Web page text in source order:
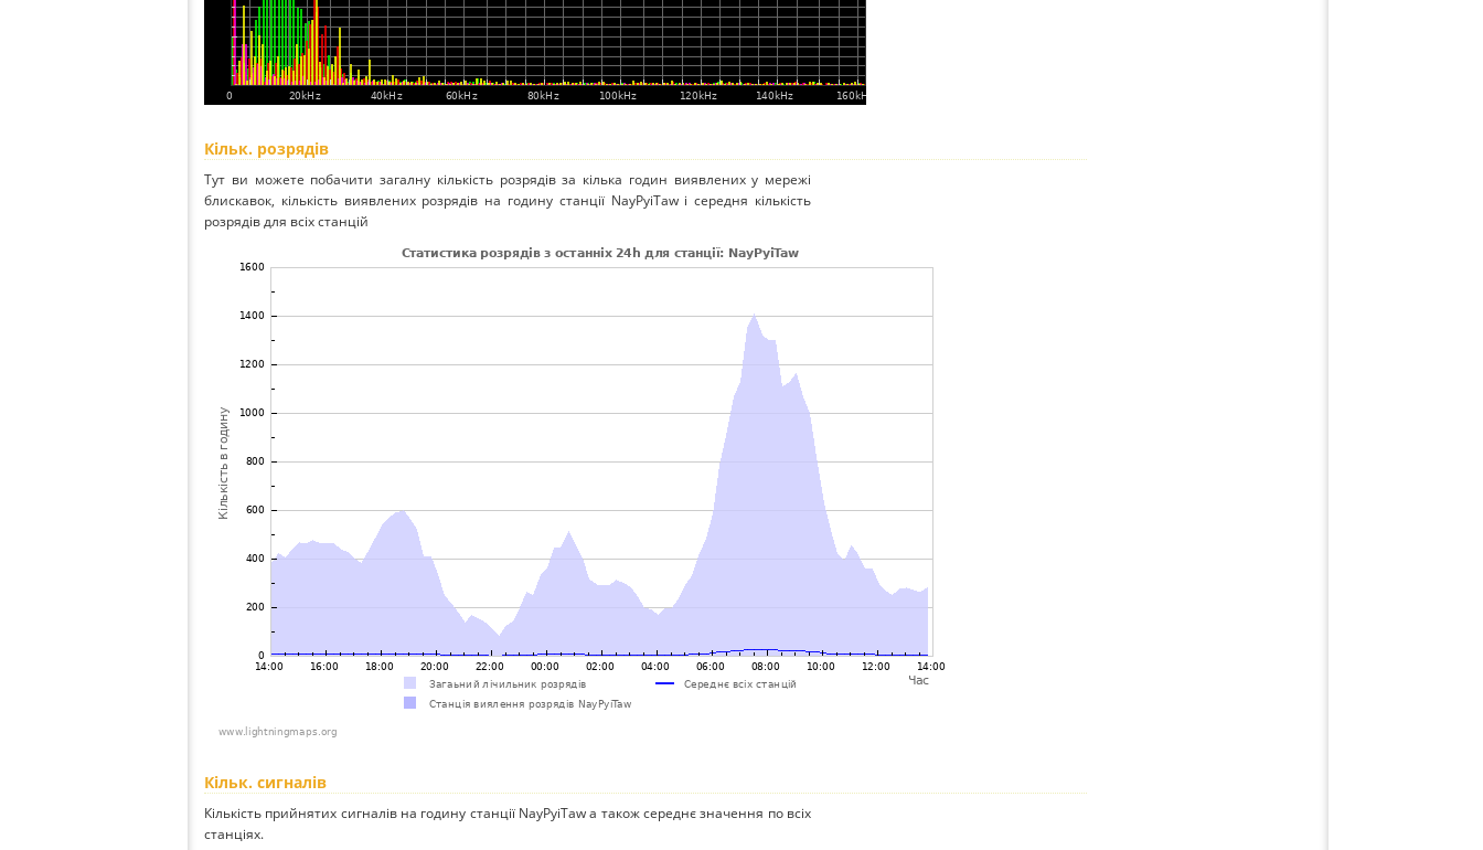
Кільк. розрядів
Тут ви можете побачити загалну кількість розрядів за кілька годин виявлених у мережі
блискавок, кількість виявлених розрядів на годину станції NayPyiTaw і середня кількість
розрядів для всіх станцій
Кільк. сигналів
Кількість прийнятих сигналів на годину станції NayPyiTaw а також середнє значення по всіх
станціях.